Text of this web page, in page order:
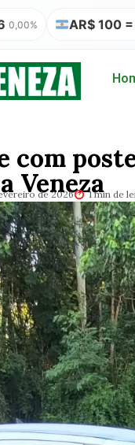
100 = R$ 0,31 0,00%
com
Veneza
de 2026 1 min de